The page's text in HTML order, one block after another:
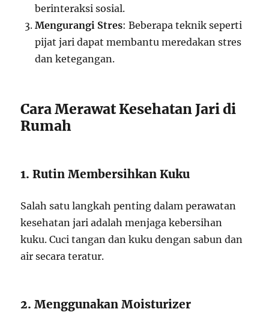
berinteraksi sosial.
Mengurangi Stres: Beberapa teknik seperti
pijat jari dapat membantu meredakan stres
dan ketegangan.
Cara Merawat Kesehatan Jari di
Rumah
1. Rutin Membersihkan Kuku
Salah satu langkah penting dalam perawatan
kesehatan jari adalah menjaga kebersihan
kuku. Cuci tangan dan kuku dengan sabun dan
air secara teratur.
2. Menggunakan Moisturizer